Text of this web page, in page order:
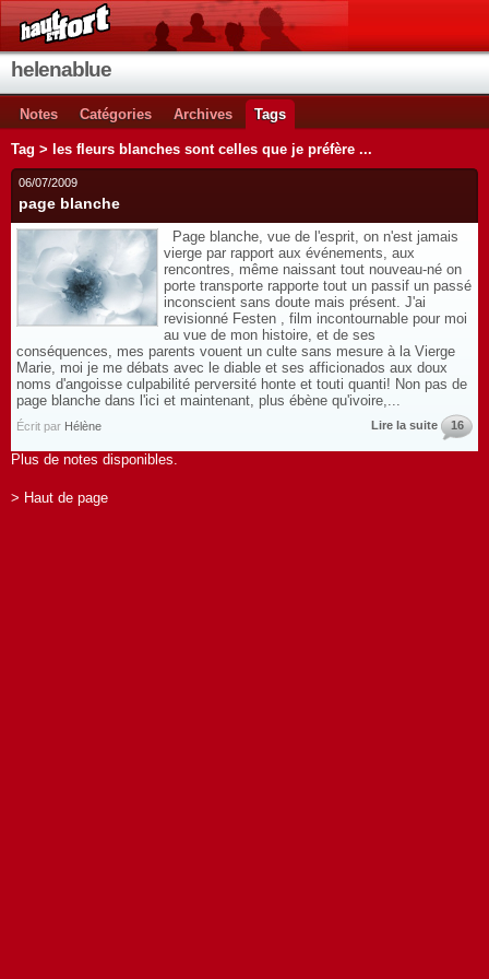
helenablue
Notes Catégories Archives Tags
Tag > les fleurs blanches sont celles que je préfère ...
06/07/2009
page blanche
Page blanche, vue de l'esprit, on n'est jamais
vierge par rapport aux événements, aux
rencontres, même naissant tout nouveau-né on
porte transporte rapporte tout un passif un passé
inconscient sans doute mais présent. J'ai
revisionné Festen , film incontournable pour moi
au vue de mon histoire, et de ses
conséquences, mes parents vouent un culte sans mesure à la Vierge
Marie, moi je me débats avec le diable et ses afficionados aux doux
noms d'angoisse culpabilité perversité honte et touti quanti! Non pas de
page blanche dans l'ici et maintenant, plus ébène qu'ivoire,...
Écrit par Hélène Lire la suite 16
Plus de notes disponibles.
> Haut de page